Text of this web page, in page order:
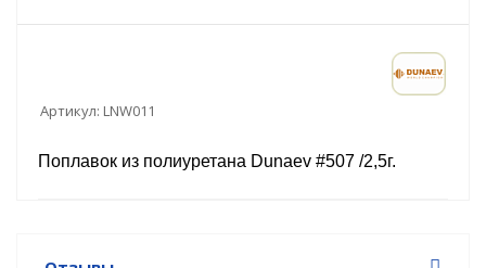
Артикул: LNW011
Поплавок из полиуретана Dunaev #507 /2,5г.